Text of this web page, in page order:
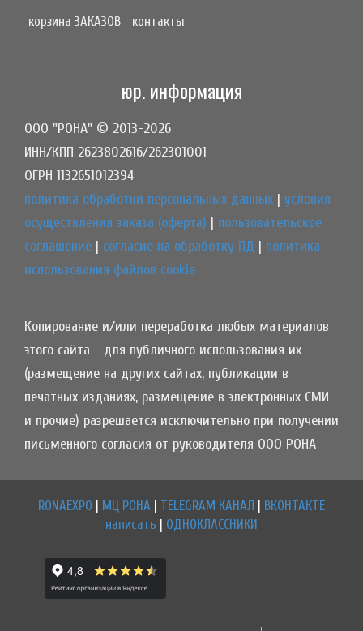
корзина ЗАКАЗОВ
контакты
юр. информация
ООО "РОНА" © 2013-2026
ИНН/КПП 2623802616/262301001
ОГРН 1132651012394
политика обработки персональных данных | условия
осуществления заказа (оферта) | пользовательское
соглашение | согласие на обработку ПД | политика
использования файлов cookie
Копирование и/или переработка любых материалов
этого сайта - для публичного использования их
(размещение на других сайтах, публикации в
печатных изданиях, размещение в электронных СМИ
и прочие) разрешается исключительно при получении
письменного согласия от руководителя ООО РОНА
RONAEXPO МЦ РОНА TELEGRAM КАНАЛ
ВКОНТАКТЕ
написать
ОДНОКЛАССНИКИ